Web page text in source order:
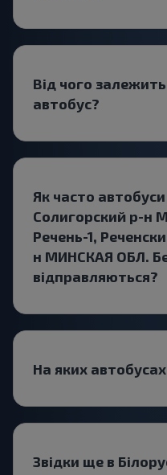
Від чого залежить
автобус?
Як часто
Солигорский р-н
Речень-1,
н МИНСКАЯ ОБЛ.
відправляються?
На яких автобусах
Звідки ще в